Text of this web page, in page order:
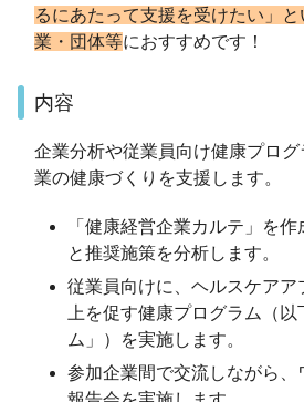
るにあたって支援を受けたい」
業・団体等におすすめです！
内容
企業分析や従業員向け健康プロ
業の健康づくりを支援します。
「健康経営企業カルテ」を
と推奨施策を分析します。
従業員向けに、ヘルスケアア
上を促す健康プログラム（
ム」）を実施します。
参加企業間で交流しながら